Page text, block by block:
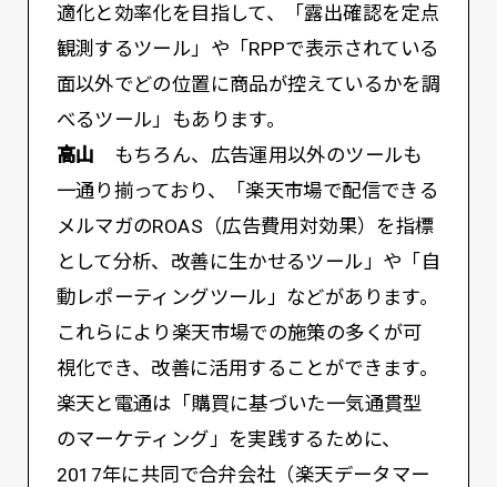
適化と効率化を目指して、「露出確認を定点
観測するツール」や「RPPで表示されている
面以外でどの位置に商品が控えているかを調
べるツール」もあります。
高山 もちろん、広告運用以外のツールも
一通り揃っており、「楽天市場で配信できる
メルマガのROAS（広告費用対効果）を指標
として分析、改善に生かせるツール」や「自
動レポーティングツール」などがあります。
これらにより楽天市場での施策の多くが可
視化でき、改善に活用することができます。
楽天と電通は「購買に基づいた一気通貫型
のマーケティング」を実践するために、
2017年に共同で合弁会社（楽天データマー